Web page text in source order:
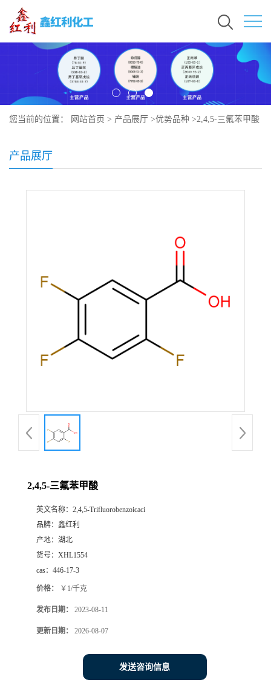
您当前的位置： 网站首页 > 产品展厅 >优势品种 >2,4,5-三氟苯甲酸
产品展厅
2,4,5-三氟苯甲酸
英文名称： 2,4,5-Trifluorobenzoicaci
品牌： 鑫红利
产地： 湖北
货号： XHL1554
cas： 446-17-3
价格： ￥1/千克
发布日期： 2023-08-11
更新日期： 2026-08-07
发送咨询信息